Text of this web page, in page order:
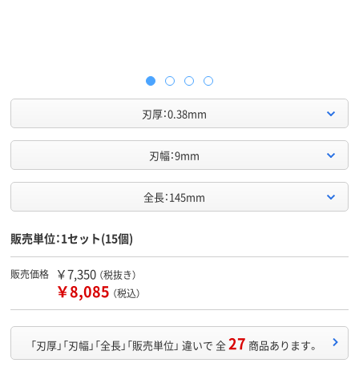
刃厚：0.38mm
刃幅：9mm
全長：145mm
販売単位：1セット(15個)
販売価格 ￥7,350 （税抜き）
￥8,085 （税込）
「刃厚」「刃幅」「全長」「販売単位」 違いで 全27 商品あります。